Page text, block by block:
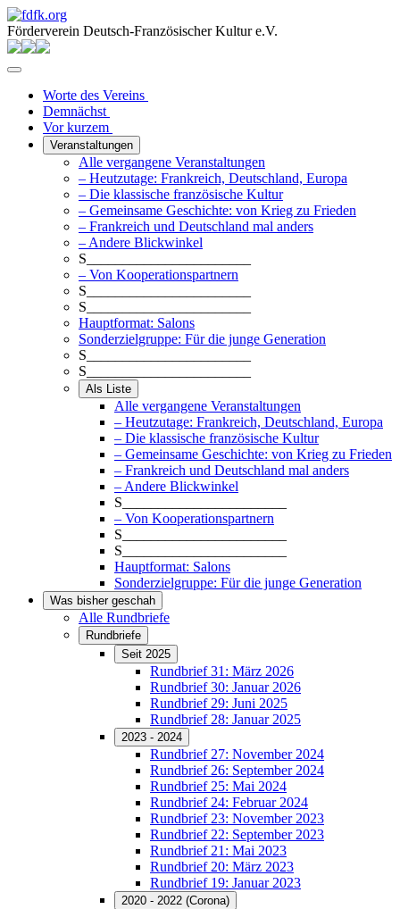
Förderverein Deutsch-Französischer Kultur e.V.
Worte des Vereins
Demnächst
Vor kurzem
Veranstaltungen
Alle vergangene Veranstaltungen
– Heutzutage: Frankreich, Deutschland, Europa
– Die klassische französische Kultur
– Gemeinsame Geschichte: von Krieg zu Frieden
– Frankreich und Deutschland mal anders
– Andere Blickwinkel
S_______________________
– Von Kooperationspartnern
S_______________________
S_______________________
Hauptformat: Salons
Sonderzielgruppe: Für die junge Generation
S_______________________
S_______________________
Als Liste
Alle vergangene Veranstaltungen
– Heutzutage: Frankreich, Deutschland, Europa
– Die klassische französische Kultur
– Gemeinsame Geschichte: von Krieg zu Frieden
– Frankreich und Deutschland mal anders
– Andere Blickwinkel
S_______________________
– Von Kooperationspartnern
S_______________________
S_______________________
Hauptformat: Salons
Sonderzielgruppe: Für die junge Generation
Was bisher geschah
Alle Rundbriefe
Rundbriefe
Seit 2025
Rundbrief 31: März 2026
Rundbrief 30: Januar 2026
Rundbrief 29: Juni 2025
Rundbrief 28: Januar 2025
2023 - 2024
Rundbrief 27: November 2024
Rundbrief 26: September 2024
Rundbrief 25: Mai 2024
Rundbrief 24: Februar 2024
Rundbrief 23: November 2023
Rundbrief 22: September 2023
Rundbrief 21: Mai 2023
Rundbrief 20: März 2023
Rundbrief 19: Januar 2023
2020 - 2022 (Corona)